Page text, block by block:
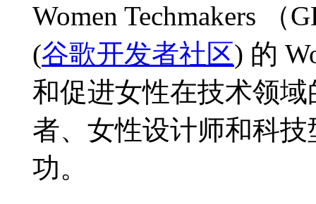
Women Techmakers
(谷歌开发者社区) 的
和促进女性在技术领
者、女性设计师和科
功。